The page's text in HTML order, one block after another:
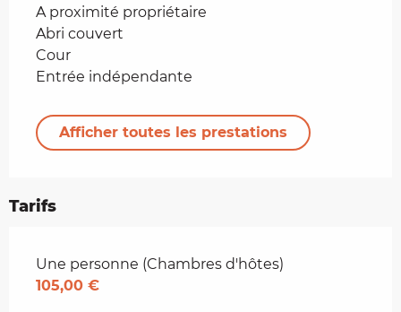
A proximité propriétaire
Abri couvert
Cour
Entrée indépendante
Afficher toutes les prestations
Tarifs
Tarifs 2026
Une personne (Chambres d'hôtes)
105,00 €